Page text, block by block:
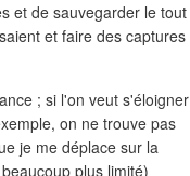
et de sauvegarder le tout
et faire des captures
; si l'on veut s'éloigner
on ne trouve pas
je me déplace sur la
plus limité)